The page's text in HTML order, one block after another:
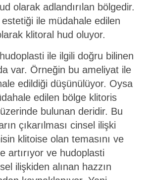
olarak adlandırılan bölgedir.
estetiği ile müdahale edilen
klitoral hud oluyor.
ile ilgili doğru bilinen
var. Örneğin bu ameliyat ile
edildiği düşünülüyor. Oysa
edilen bölge klitoris
bulunan deridir. Bu
çıkarılması cinsel ilişki
klitoise olan temasını ve
artırıyor ve hudoplasti
ilişkiden alınan hazzın